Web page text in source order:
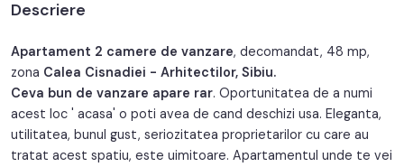
Nr. balcoane:
Nr. parcari:
An constructie: 2015
An renovare: 2022
Structura: Caramida
Descriere
Apartament 2 camere de vanzare, decomandat, 48 mp,
zona Calea Cisnadiei - Arhitectilor, Sibiu.
Ceva bun de vanzare apare rar. Oportunitatea de a numi
acest loc ' acasa' o poti avea de cand deschizi usa. Eleganta,
utilitatea, bunul gust, seriozitatea proprietarilor cu care au
tratat acest spatiu, este uimitoare. Apartamentul unde te vei